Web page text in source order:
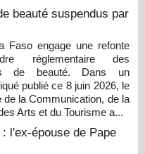
beauté suspendus par
Faso engage une refonte
réglementaire des
de beauté. Dans un
publié ce 8 juin 2026, le
de la Communication, de la
Arts et du Tourisme a...
l'ex-épouse de Pape